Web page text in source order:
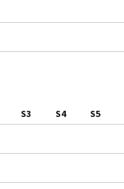
S3 S4 S5